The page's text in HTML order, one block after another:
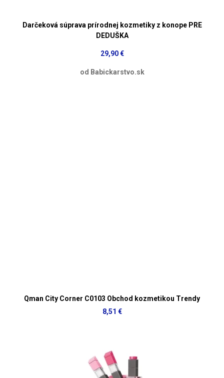
Darčeková súprava prírodnej kozmetiky z konope PRE
DEDUŠKA
29,90 €
od Babickarstvo.sk
Qman City Corner C0103 Obchod kozmetikou Trendy
8,51 €